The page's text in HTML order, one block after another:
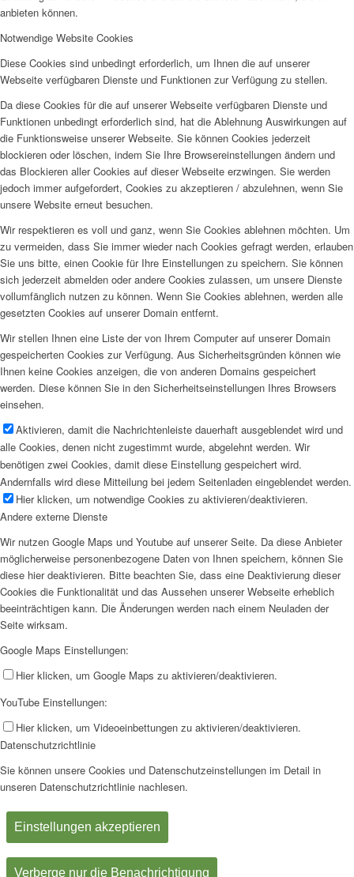
anbieten können.
Notwendige Website Cookies
Diese Cookies sind unbedingt erforderlich, um Ihnen die auf unserer
Webseite verfügbaren Dienste und Funktionen zur Verfügung zu stellen.
Da diese Cookies für die auf unserer Webseite verfügbaren Dienste und
Funktionen unbedingt erforderlich sind, hat die Ablehnung Auswirkungen auf
die Funktionsweise unserer Webseite. Sie können Cookies jederzeit
blockieren oder löschen, indem Sie Ihre Browsereinstellungen ändern und
das Blockieren aller Cookies auf dieser Webseite erzwingen. Sie werden
jedoch immer aufgefordert, Cookies zu akzeptieren / abzulehnen, wenn Sie
unsere Website erneut besuchen.
Wir respektieren es voll und ganz, wenn Sie Cookies ablehnen möchten. Um
zu vermeiden, dass Sie immer wieder nach Cookies gefragt werden, erlauben
Sie uns bitte, einen Cookie für Ihre Einstellungen zu speichern. Sie können
sich jederzeit abmelden oder andere Cookies zulassen, um unsere Dienste
vollumfänglich nutzen zu können. Wenn Sie Cookies ablehnen, werden alle
gesetzten Cookies auf unserer Domain entfernt.
Wir stellen Ihnen eine Liste der von Ihrem Computer auf unserer Domain
gespeicherten Cookies zur Verfügung. Aus Sicherheitsgründen können wie
Ihnen keine Cookies anzeigen, die von anderen Domains gespeichert
werden. Diese können Sie in den Sicherheitseinstellungen Ihres Browsers
einsehen.
Aktivieren, damit die Nachrichtenleiste dauerhaft ausgeblendet wird und
alle Cookies, denen nicht zugestimmt wurde, abgelehnt werden. Wir
benötigen zwei Cookies, damit diese Einstellung gespeichert wird.
Andernfalls wird diese Mitteilung bei jedem Seitenladen eingeblendet werden.
Hier klicken, um notwendige Cookies zu aktivieren/deaktivieren.
Andere externe Dienste
Wir nutzen Google Maps und Youtube auf unserer Seite. Da diese Anbieter
möglicherweise personenbezogene Daten von Ihnen speichern, können Sie
diese hier deaktivieren. Bitte beachten Sie, dass eine Deaktivierung dieser
Cookies die Funktionalität und das Aussehen unserer Webseite erheblich
beeinträchtigen kann. Die Änderungen werden nach einem Neuladen der
Seite wirksam.
Google Maps Einstellungen:
Hier klicken, um Google Maps zu aktivieren/deaktivieren.
YouTube Einstellungen:
Hier klicken, um Videoeinbettungen zu aktivieren/deaktivieren.
Datenschutzrichtlinie
Sie können unsere Cookies und Datenschutzeinstellungen im Detail in
unseren Datenschutzrichtlinie nachlesen.
Einstellungen akzeptieren
Verberge nur die Benachrichtigung